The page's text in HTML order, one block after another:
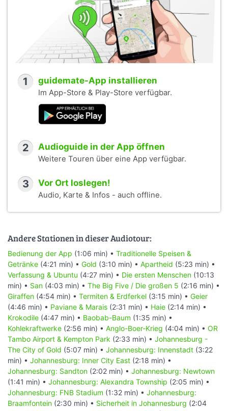
1 guidemate-App installieren
Im App-Store & Play-Store verfügbar.
2 Audioguide in der App öffnen
Weitere Touren über eine App verfügbar.
3 Vor Ort loslegen!
Audio, Karte & Infos - auch offline.
Andere Stationen in dieser Audiotour:
Bedienung der App (1:06 min) • Traditionelle Speisen &
Getränke (4:21 min) • Gold (3:10 min) • Apartheid (5:23 min) •
Verfassung & Ubuntu (4:27 min) • Die ersten Menschen (10:13
min) • San (4:03 min) • The Big Five / Die großen 5 (2:16 min) •
Giraffen (4:54 min) • Termiten & Erdferkel (3:15 min) • Geier
(4:46 min) • Paviane & Marais (2:31 min) • Haie (2:14 min) •
Krokodile (4:47 min) • Baobab-Baum (1:35 min) •
Kohlekraftwerke (2:56 min) • Anglo-Boer-Krieg (4:04 min) • OR
Tambo Airport & Kempton Park (2:33 min) • Johannesburg -
The City of Gold (5:07 min) • Johannesburg: Innenstadt (3:22
min) • Johannesburg: Inner City East (2:18 min) •
Johannesburg: Sandton (2:02 min) • Johannesburg: Newtown
(1:41 min) • Johannesburg: Alexandra Township (2:05 min) •
Johannesburg: FNB Stadium (1:32 min) • Johannesburg:
Braamfontein (2:30 min) • Sicherheit in Johannesburg (2:04